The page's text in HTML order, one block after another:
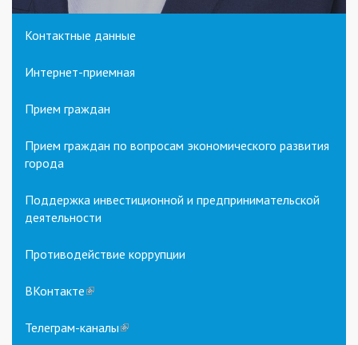
Контактные данные
Интернет-приемная
Прием граждан
Прием граждан по вопросам экономического развития
города
Поддержка инвестиционной и предпринимательской
деятельности
Противодействие коррупции
ВКонтакте(link
external)
Телеграм-каналы(link